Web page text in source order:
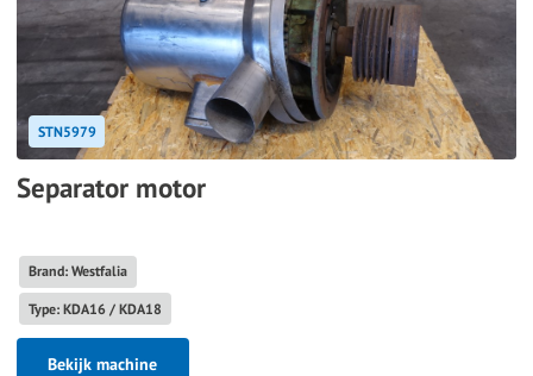
STN5979
Separator motor
Brand: Westfalia
Type: KDA16 / KDA18
Bekijk machine